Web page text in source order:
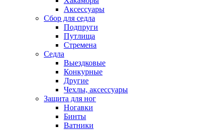
Аксессуары
Сбор для седла
Подпруги
Путлища
Стремена
Седла
Выездковые
Конкурные
Другие
Чехлы, аксессуары
Защита для ног
Ногавки
Бинты
Ватники